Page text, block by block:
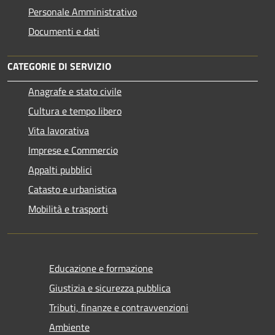
Personale Amministrativo
Documenti e dati
CATEGORIE DI SERVIZIO
Anagrafe e stato civile
Cultura e tempo libero
Vita lavorativa
Imprese e Commercio
Appalti pubblici
Catasto e urbanistica
Mobilità e trasporti
Educazione e formazione
Giustizia e sicurezza pubblica
Tributi, finanze e contravvenzioni
Ambiente